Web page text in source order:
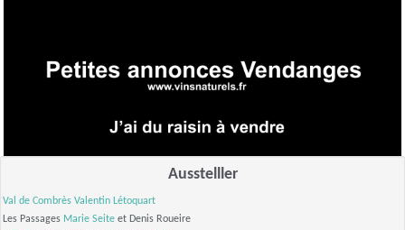
Ausstelller
Val de Combrès Valentin Létoquart
Les Passages Marie Seite et Denis Roueire